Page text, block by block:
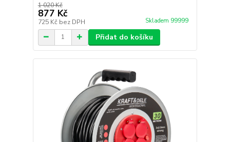
1 020 Kč
877 Kč
725 Kč bez DPH Skladem 99999
Přidat do košíku